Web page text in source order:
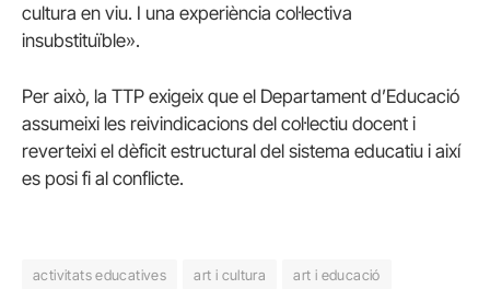
cultura en viu. I una experiència col·lectiva
insubstituïble».
Per això, la TTP exigeix que el Departament d’Educació
assumeixi les reivindicacions del col·lectiu docent i
reverteixi el dèficit estructural del sistema educatiu i així
es posi fi al conflicte.
activitats educatives art i cultura
art i educació